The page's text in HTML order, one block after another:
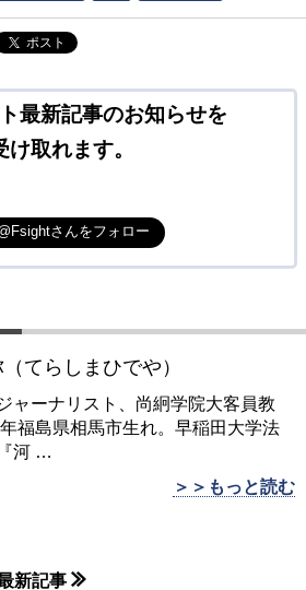
ポスト
最新記事のお知らせを
け取れます。
さんをフォロー
てらしまひでや）
ャーナリスト、尚絅学院大客員教
福島県相馬市生れ。早稲田大学法
河 …
＞＞もっと読む
新記事